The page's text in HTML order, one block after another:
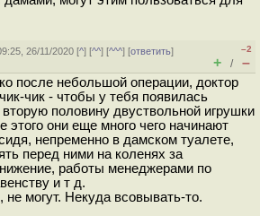
26/11/2020 [^] [^^] [^^^] [ответить]
–2
+ / –
после небольшой операции, доктор
чик - чтобы у тебя появилась
половину двуствольной игрушки
этого они еще много чего начинают
непременно в дамском туалете,
перед ними на коленях за
работы менеджерами по
и т д.
не могут. Некуда всовывать-то.